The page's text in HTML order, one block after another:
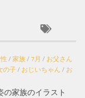
/ 家族/ 7月 / お父さん
の子/ おじいちゃん / お
の家族のイラスト